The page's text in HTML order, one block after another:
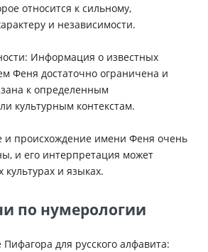
относится к сильному,
и независимости.
Информация о известных
Феня достаточно ограничена и
к определенным
культурным контекстам.
и происхождение имени Феня очень
и его интерпретация может
и языках.
по нумерологии
для русского алфавита: